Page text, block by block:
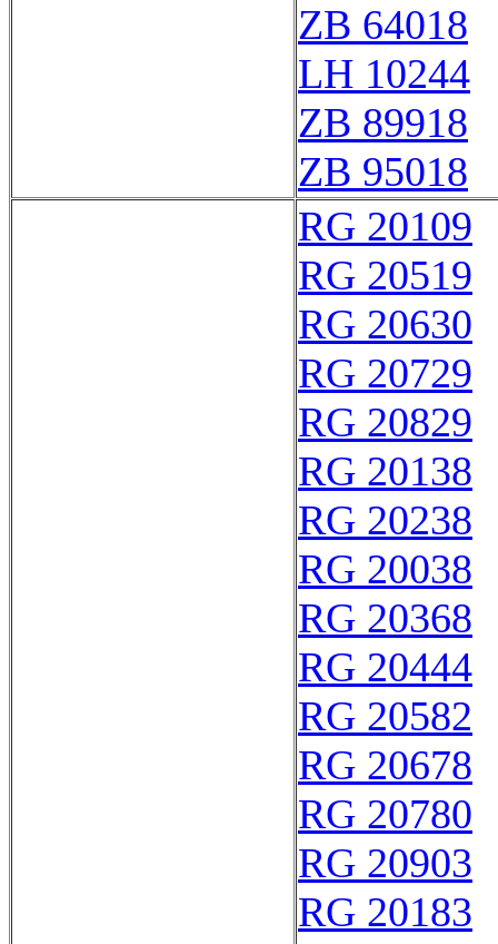
ZB 64018
LH 10244
ZB 89918
ZB 95018
RG 20109
RG 20519
RG 20630
RG 20729
RG 20829
RG 20138
RG 20238
RG 20038
RG 20368
RG 20444
RG 20582
RG 20678
RG 20780
RG 20903
RG 20183